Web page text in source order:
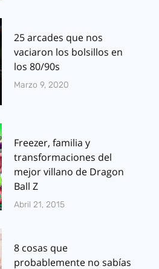
25 arcades que nos
vaciaron los bolsillos en
los 80/90s
Marzo 9, 2020
Freezer, familia y
transformaciones del
mejor villano de Dragon
Ball Z
Abril 21, 2015
8 cosas que
probablemente no sabías